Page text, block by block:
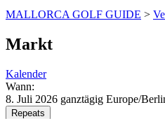
MALLORCA GOLF GUIDE >
Markt
Kalender
Wann:
8. Juli 2026 ganztägig Europe/
Repeats